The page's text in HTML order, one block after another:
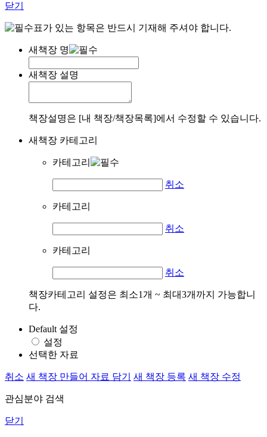
닫기
표가 있는 항목은 반드시 기재해 주셔야 합니다.
새책장 명
새책장 설명
책장설명은 [내 책장/책장목록]에서 수정할 수 있습니다.
새책장 카테고리
카테고리
취소
카테고리
취소
카테고리
취소
책장카테고리 설정은 최소1개 ~ 최대3개까지 가능합니
다.
Default 설정
설정
선택한 자료
취소 새 책장 만들어 자료 담기 새 책장 등록 새 책장 수정
관심분야 검색
닫기